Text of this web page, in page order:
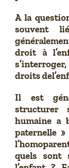
A la
souvent
droit à
droits
Il est
structurer
humaine a
paternelle
quels sont